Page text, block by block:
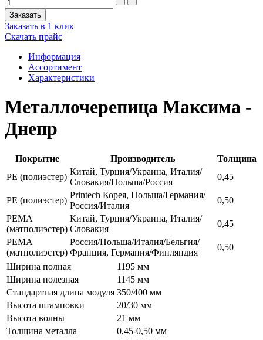
Заказать в 1 клик
Скачать прайс
Информация
Ассортимент
Характеристики
Металлочерепица Максима -
Днепр
Покрытие Производитель
Толщина
РЕ (полиэстер)
Китай, Турция/Украина, Италия/
Словакия/Польша/Россия
0,45
РЕ (полиэстер)
Printech Корея, Польша/Германия/
Россия/Италия
0,50
РЕМА
(матполиэстер)
Китай, Турция/Украина, Италия/
Словакия
0,45
РЕМА
(матполиэстер)
Россия/Польша/Италия/Бельгия/
Франция, Германия/Финляндия
0,50
Ширина полная
1195 мм
Ширина полезная
1145 мм
Стандартная длина модуля 350/400 мм
Высота штамповки
20/30 мм
Высота волны
21 мм
Толщина металла
0,45-0,50 мм